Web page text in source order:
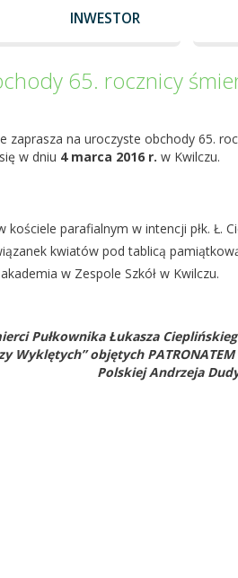
INWESTOR
65. rocznicy
zaprasza na uroczyste obchody 65.
w dniu 4 marca 2016 r. w Kwilczu.
kościele parafialnym w intencji płk. Ł.
kwiatów pod tablicą
w Zespole Szkół w Kwilczu.
Pułkownika Łukasza
Wyklętych” objętych
Polskiej Andrzeja